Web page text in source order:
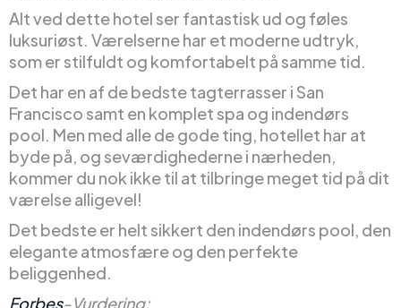
Alt ved dette hotel ser fantastisk ud og føles
luksuriøst. Værelserne har et moderne udtryk,
som er stilfuldt og komfortabelt på samme tid.
Det har en af de bedste tagterrasser i San
Francisco samt en komplet spa og indendørs
pool. Men med alle de gode ting, hotellet har at
byde på, og seværdighederne i nærheden,
kommer du nok ikke til at tilbringe meget tid på dit
værelse alligevel!
Det bedste er helt sikkert den indendørs pool, den
elegante atmosfære og den perfekte
beliggenhed.
Forbes-Vurdering: